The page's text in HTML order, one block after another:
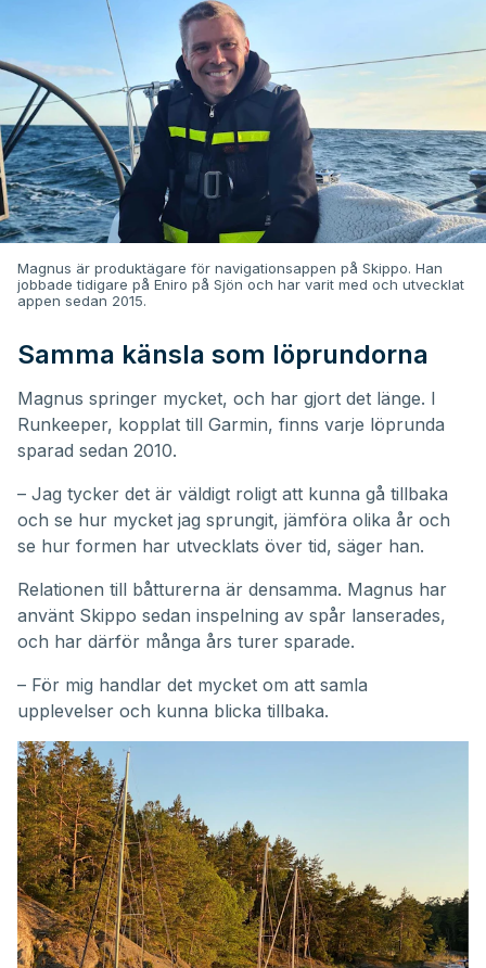
Magnus är produktägare för navigationsappen på Skippo. Han
jobbade tidigare på Eniro på Sjön och har varit med och utvecklat
appen sedan 2015.
Samma känsla som löprundorna
Magnus springer mycket, och har gjort det länge. I
Runkeeper, kopplat till Garmin, finns varje löprunda
sparad sedan 2010.
– Jag tycker det är väldigt roligt att kunna gå tillbaka
och se hur mycket jag sprungit, jämföra olika år och
se hur formen har utvecklats över tid, säger han.
Relationen till båtturerna är densamma. Magnus har
använt Skippo sedan inspelning av spår lanserades,
och har därför många års turer sparade.
– För mig handlar det mycket om att samla
upplevelser och kunna blicka tillbaka.